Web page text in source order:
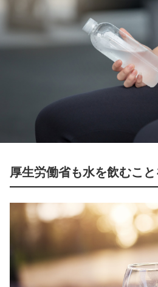
厚生労働省も水を飲むこ